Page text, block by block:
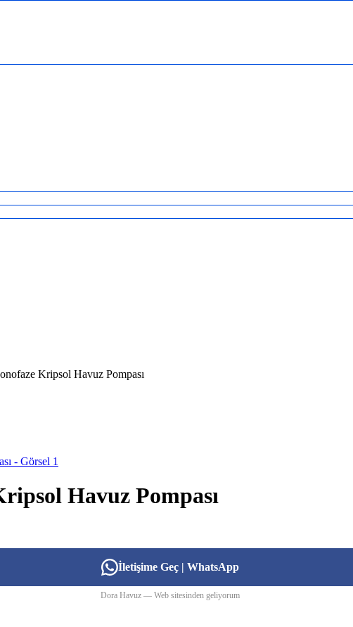
Kripsol Havuz Pompası
Havuz Pompası
İletişime Geç | WhatsApp
Dora Havuz — Web sitesinden geliyorum